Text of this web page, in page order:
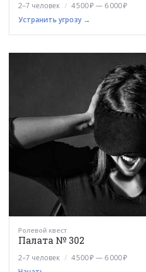
2–7 человек
4 500 ₽ — 6 000 ₽
Устранить угрозу →
Ролевой квест
Палата № 302
2–7 человек
4 500 ₽ — 6 000 ₽